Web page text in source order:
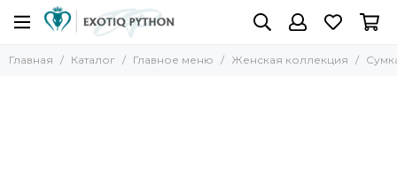
Главная Каталог Главное меню Женская коллекция